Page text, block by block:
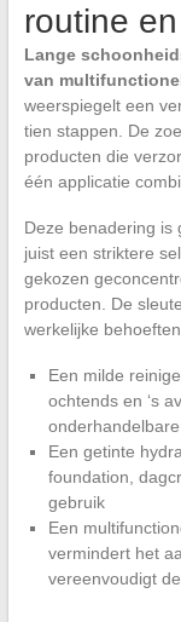
routine
Lange
van
weerspiegelt een
tien stappen. De
producten die
één applicatie
Deze benadering is
juist een striktere
gekozen
producten. De
werkelijke
Een milde
ochtends en ‘s
Een getinte
foundation,
gebruik
Een
vermindert het
vereenvoudigt